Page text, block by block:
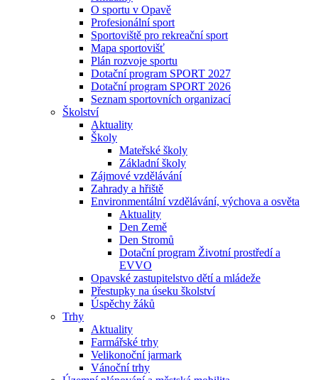
O sportu v Opavě
Profesionální sport
Sportoviště pro rekreační sport
Mapa sportovišť
Plán rozvoje sportu
Dotační program SPORT 2027
Dotační program SPORT 2026
Seznam sportovních organizací
Školství
Aktuality
Školy
Mateřské školy
Základní školy
Zájmové vzdělávání
Zahrady a hřiště
Environmentální vzdělávání, výchova a osvěta
Aktuality
Den Země
Den Stromů
Dotační program Životní prostředí a
EVVO
Opavské zastupitelstvo dětí a mládeže
Přestupky na úseku školství
Úspěchy žáků
Trhy
Aktuality
Farmářské trhy
Velikonoční jarmark
Vánoční trhy